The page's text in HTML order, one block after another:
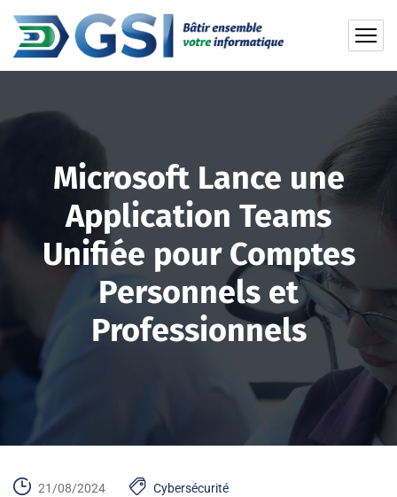
Microsoft Lance une
Application Teams
Unifiée pour Comptes
Personnels et
Professionnels
21/08/2024 Cybersécurité